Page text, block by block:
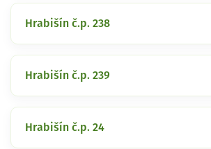
Hrabišín č.p. 238
Hrabišín č.p. 239
Hrabišín č.p. 24